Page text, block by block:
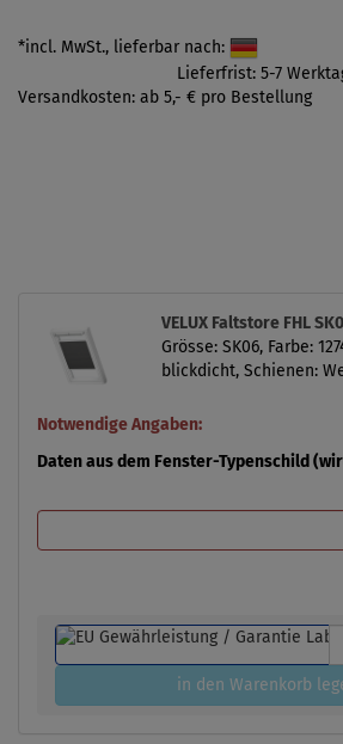
*incl. MwSt., lieferbar nach:
Lieferfrist: 5-7
Versandkosten: ab 5,- € pro Bestellung
VELUX Faltstore FHL
Grösse: SK06, Farbe:
blickdicht, Schienen:
Notwendige Angaben:
Daten aus dem Fenster-Typenschild
in den Warenkorb